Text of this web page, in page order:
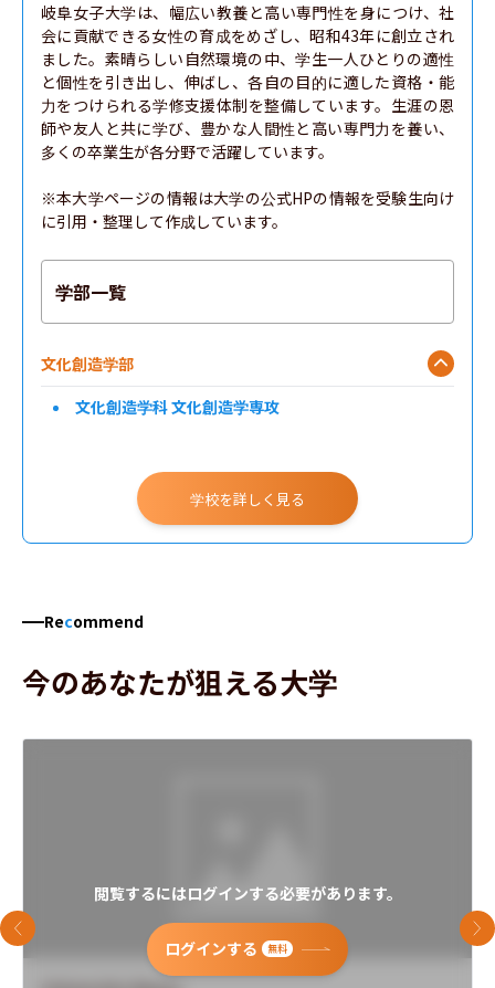
岐阜女子大学は、幅広い教養と高い専門性を身につけ、社
会に貢献できる女性の育成をめざし、昭和43年に創立され
ました。素晴らしい自然環境の中、学生一人ひとりの適性
と個性を引き出し、伸ばし、各自の目的に適した資格・能
力をつけられる学修支援体制を整備しています。生涯の恩
師や友人と共に学び、豊かな人間性と高い専門力を養い、
多くの卒業生が各分野で活躍しています。
※本大学ページの情報は大学の公式HPの情報を受験生向け
に引用・整理して作成しています。
学部一覧
文化創造学部
文化創造学科 文化創造学専攻
学校を詳しく見る
Recommend
今のあなたが狙える大学
閲覧するにはログインする必要があります。
ログインする 無料
前のスライド 次